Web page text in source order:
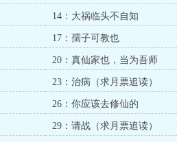
14：大祸临头不自知
17：孺子可教也
20：真仙家也，当为吾师
23：治病（求月票追读）
26：你应该去修仙的
29：请战（求月票追读）